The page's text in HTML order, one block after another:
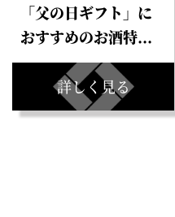
「父の日ギフト」に
おすすめのお酒特...
詳しく見る